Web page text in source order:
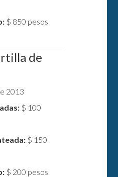
$ 850 pesos
de
2013
$ 100
$ 150
$ 200 pesos